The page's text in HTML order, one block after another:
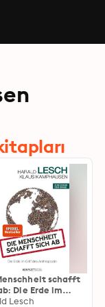
schafft
Die Erde im
Anthropozän
Lesch